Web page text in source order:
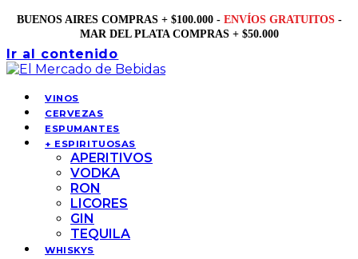
BUENOS AIRES COMPRAS + $100.000 - ENVÍOS GRATUITOS -
MAR DEL PLATA COMPRAS + $50.000
Ir al contenido
VINOS
CERVEZAS
ESPUMANTES
+ ESPIRITUOSAS
APERITIVOS
VODKA
RON
LICORES
GIN
TEQUILA
WHISKYS